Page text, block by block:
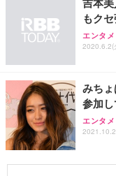
もク
エンタメ
2020.6.2(
みち
参加
エンタメ